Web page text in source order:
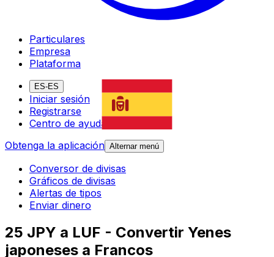
Particulares
Empresa
Plataforma
ES-ES
Iniciar sesión
Registrarse
Centro de ayuda
Obtenga la aplicación Alternar menú
Conversor de divisas
Gráficos de divisas
Alertas de tipos
Enviar dinero
25 JPY a LUF - Convertir Yenes
japoneses a Francos